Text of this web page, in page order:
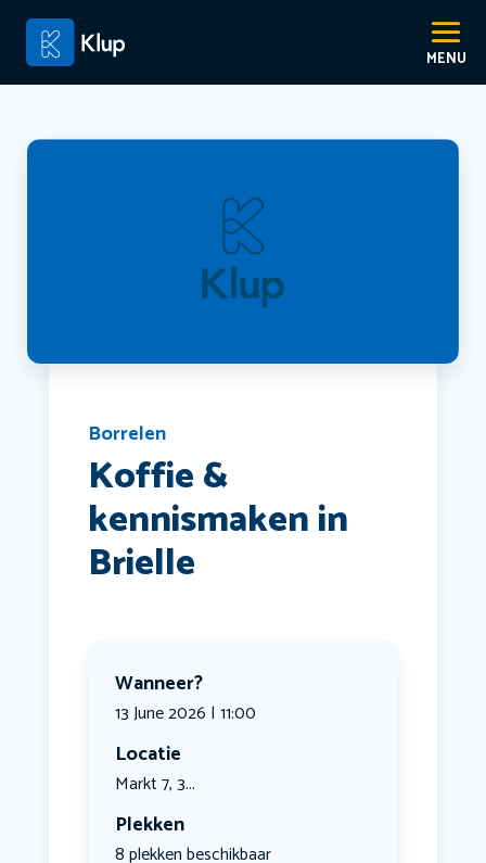
Borrelen
Koffie &
kennismaken in
Brielle
Wanneer?
13 June 2026 | 11:00
Locatie
Markt 7, 3...
Plekken
8 plekken beschikbaar